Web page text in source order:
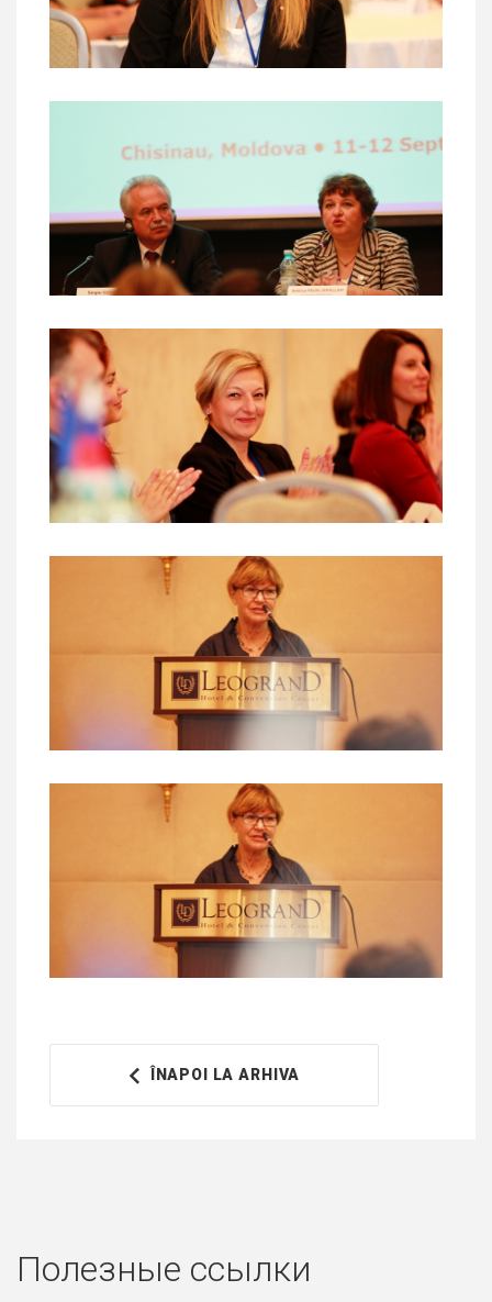
ÎNAPOI LA ARHIVA
Полезные ссылки